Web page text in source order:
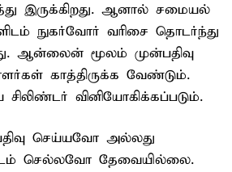
இருக்கிறது. ஆனால் சமையல்
நுகர்வோர் வரிசை தொடர்ந்து
ஆன்லைன் மூலம் முன்பதிவு
காத்திருக்க வேண்டும்.
வினியோகிக்கப்படும்.
செய்யவோ அல்லது
செல்லவோ தேவையில்லை.